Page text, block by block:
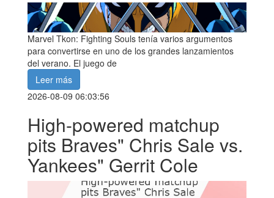
Marvel Tkon: Fighting Souls tenía varios argumentos
para convertirse en uno de los grandes lanzamientos
del verano. El juego de
Leer más
2026-08-09 06:03:56
High-powered matchup
pits Braves" Chris Sale vs.
Yankees" Gerrit Cole